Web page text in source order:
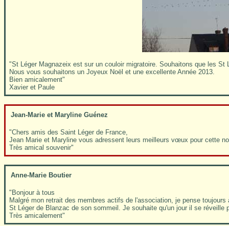
"St Léger Magnazeix est sur un couloir migratoire. Souhaitons que les
Nous vous souhaitons un Joyeux Noël et une excellente Année 2013.
Bien amicalement"
Xavier et Paule
Jean-Marie et Maryline Guénez
"Chers amis des Saint Léger de France,
Jean Marie et Maryline vous adressent leurs meilleurs vœux pour cette
Très amical souvenir"
Anne-Marie Boutier
"Bonjour à tous
Malgré mon retrait des membres actifs de l'association, je pense
St Léger de Blanzac de son sommeil. Je souhaite qu'un jour il se
Très amicalement"